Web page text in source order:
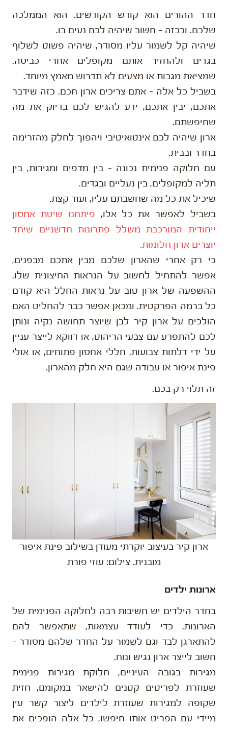
חדר ההורים הוא קודש הקודשים. הוא הממלכה
שלכם. וככזה – חשוב שיהיה לכם נעים בו.
שיהיה קל לשמור עליו מסודר, שיהיה פשוט לשלוף
בגדים ולהחזיר אותם מקופלים אחרי כביסה.
שמציאת מגבות או מצעים לא תדרוש מאמץ מיוחד.
בשביל כל אלה – אתם צריכים ארון חכם. כזה שידבר
אתכם, יבין אתכם, ידע להגיש לכם בדיוק את מה
שחיפשתם.
ארון שיהיה לכם אינטואיטיבי ויהפוך לחלק מהזרימה
בחדר ובבית.
עם חלוקה פנימית נכונה – בין מדפים ומגירות, בין
תליה למקופלים, בין נעליים ובגדים.
שיכיל את כל מה שחשבתם עליו, ועוד קצת.
בשביל לאפשר את כל אלו, פיתחנו שיטת אחסון
ייחודית המורכבת משלל פתרונות חדשניים שיחד
יוצרים ארון חלומות.
כי רק אחרי שהארון שלכם מבין אתכם מבפנים,
אפשר להתחיל לחשוב על הנראות החיצונית שלו.
ההשפעה של ארון טוב על נראות החלל היא קודם
כל ברמה הפרקטית. ומכאן אפשר כבר להחליט האם
הולכים על ארון קיר לבן שיוצר תחושה נקיה ונותן
לכם להתפרע עם צבעי הריהוט, או דווקא לייצר עניין
על ידי דלתות צבועות, חללי אחסון פתוחים, או אולי
פינת איפור או עבודה שגם היא חלק מהארון.
זה תלוי רק בכם.
ארון קיר בעיצוב יוקרתי מעודן בשילוב פינת איפור
מובנית. צילום: עוזי פורת
ארונות ילדים
בחדר הילדים יש חשיבות רבה לחלוקה הפנימית של
הארונות. כדי לעודד עצמאות, שתאפשר להם
להתארגן לבד וגם לשמור על החדר שלהם מסודר –
חשוב לייצר ארון נגיש ונוח.
מגירות בגובה העיניים, חלוקת מגירות פנימית
שעוזרת לפריטים קטנים להישאר במקומם, חזית
שקופה למגירות שעוזרת לילדים ליצור קשר עין
מיידי עם הפריט אותו חיפשו, כל אלה הופכים את